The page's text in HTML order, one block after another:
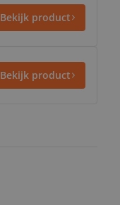
Bekijk product
Bekijk product